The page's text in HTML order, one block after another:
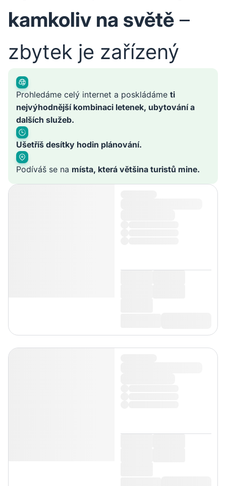
kamkoliv na světě –
zbytek je zařízený
Prohledáme celý internet a poskládáme ti
nejvýhodnější kombinaci letenek, ubytování a
dalších služeb.
Ušetříš desítky hodin plánování.
Podíváš se na místa, která většina turistů mine.